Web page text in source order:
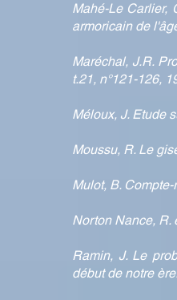
Mahé-Le Carlier,
armoricain de
Maréchal, J.R.
t.21, n°121-126,
Méloux, J. Etude
Moussu, R. Le
Mulot, B.
Norton Nance, R.
Ramin, J. Le
début de notre